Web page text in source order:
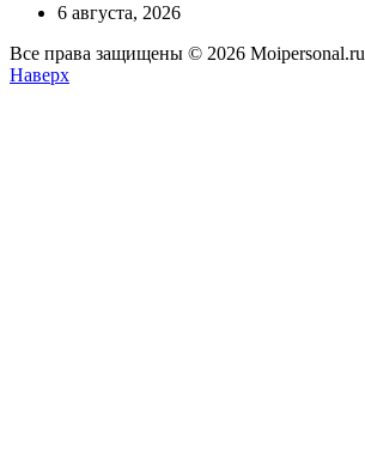
6 августа, 2026
Все права защищены © 2026 Moipersonal.ru
Наверх